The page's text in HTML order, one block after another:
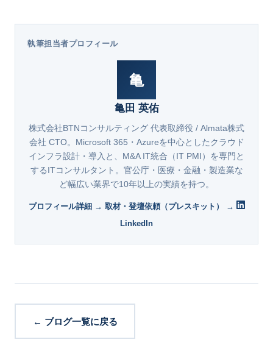
執筆担当者プロフィール
亀
亀田 英佑
株式会社BTNコンサルティング 代表取締役 / Almata株式
会社 CTO。Microsoft 365・Azureを中心としたクラウド
インフラ設計・導入と、M&A IT統合（IT PMI）を専門と
するITコンサルタント。官公庁・医療・金融・製造業な
ど幅広い業界で10年以上の実績を持つ。
プロフィール詳細 → 取材・登壇依頼（プレスキット） →
LinkedIn
← ブログ一覧に戻る